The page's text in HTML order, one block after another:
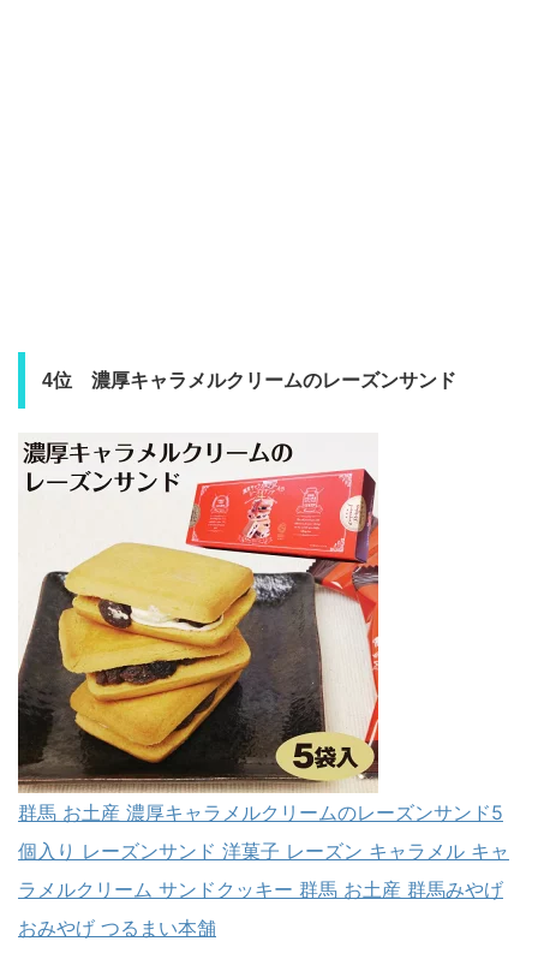
4位 濃厚キャラメルクリームのレーズンサンド
群馬 お土産 濃厚キャラメルクリームのレーズンサンド5
個入り レーズンサンド 洋菓子 レーズン キャラメル キャ
ラメルクリーム サンドクッキー 群馬 お土産 群馬みやげ
おみやげ つるまい本舗